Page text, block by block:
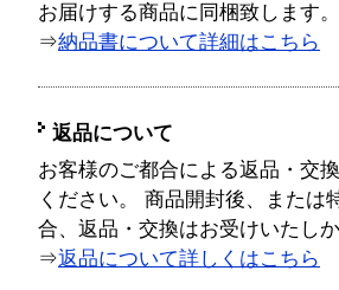
お届けする商品に同梱致します。
⇒納品書について詳細はこちら
返品について
お客様のご都合による返品・交
ください。 商品開封後、または
合、返品・交換はお受けいたし
⇒返品について詳しくはこちら